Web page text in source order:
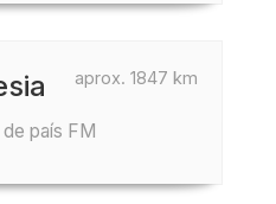
aprox. 1847 km
país FM